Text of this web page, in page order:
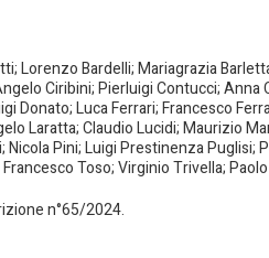
Lorenzo Bardelli; Mariagrazia
Ciribini; Pierluigi Contucci;
Donato; Luca Ferrari; Francesco
Laratta; Claudio Lucidi; Maurizio
Pini; Luigi Prestinenza Puglisi;
Toso; Virginio Trivella;
n°65/2024.